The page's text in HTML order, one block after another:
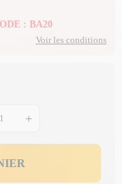
: BA20
Voir les conditions
+